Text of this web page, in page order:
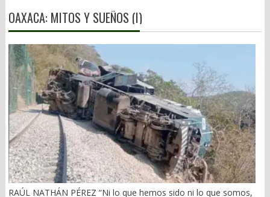
OAXACA: MITOS Y SUEÑOS (I)
RAÚL NATHÁN PÉREZ “Ni lo que hemos sido ni lo que somos,